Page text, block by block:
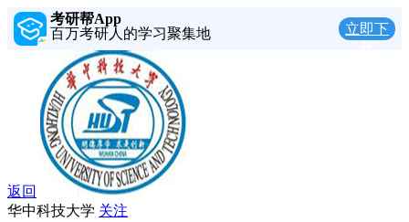
考研帮App
百万考研人的学习聚集地
立即下
返回
华中科技大学 关注